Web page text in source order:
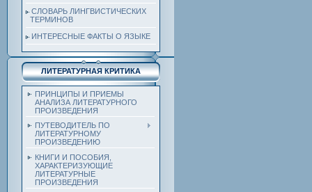
СЛОВАРЬ ЛИНГВИСТИЧЕСКИХ
ТЕРМИНОВ
ИНТЕРЕСНЫЕ ФАКТЫ О ЯЗЫКЕ
ЛИТЕРАТУРНАЯ КРИТИКА
ПРИНЦИПЫ И ПРИЕМЫ
АНАЛИЗА ЛИТЕРАТУРНОГО
ПРОИЗВЕДЕНИЯ
ПУТЕВОДИТЕЛЬ ПО
ЛИТЕРАТУРНОМУ
ПРОИЗВЕДЕНИЮ
КНИГИ И ПОСОБИЯ,
ХАРАКТЕРИЗУЮЩИЕ
ЛИТЕРАТУРНЫЕ
ПРОИЗВЕДЕНИЯ